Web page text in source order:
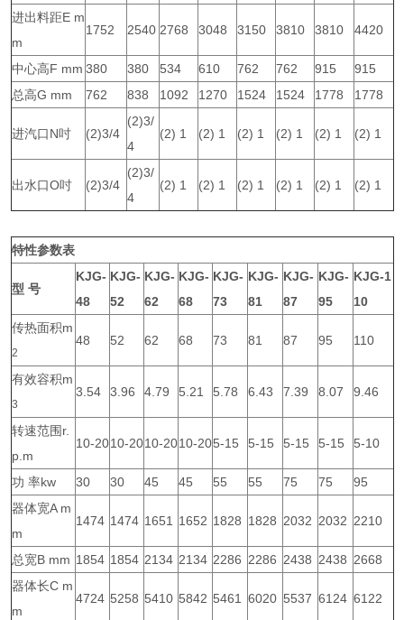
进出料距E m
m
1752 2540 2768 3048 3150 3810 3810 4420
中心高F mm 380 380 534 610 762 762 915
915
总高G mm
762 838 1092 1270 1524 1524 1778 1778
进汽口N吋 (2)3/4
(2)3/
4
(2) 1 (2) 1 (2) 1 (2) 1 (2) 1 (2) 1
出水口O吋 (2)3/4
(2)3/
4
(2) 1 (2) 1 (2) 1 (2) 1 (2) 1 (2) 1
特性参数表
型 号
KJG-
48
KJG-
52
KJG-
62
KJG-
68
KJG-
73
KJG-
81
KJG-
87
KJG-
95
KJG-1
10
传热面积m
2
48 52 62 68 73 81 87 95 110
有效容积m
3
3.54 3.96 4.79 5.21 5.78 6.43 7.39 8.07 9.46
转速范围r.
p.m
10-2010-2010-2010-205-15 5-15 5-15 5-15 5-10
功 率kw 30 30 45 45 55 55 75 75
95
器体宽A m
m
1474 1474 1651 1652 1828 1828 2032 2032 2210
总宽B mm 1854 1854 2134 2134 2286 2286 2438 2438 2668
器体长C m
m
4724 5258 5410 5842 5461 6020 5537 6124 6122